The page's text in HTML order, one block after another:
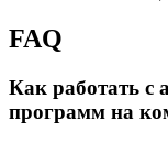
FAQ
Как работать с
программ на